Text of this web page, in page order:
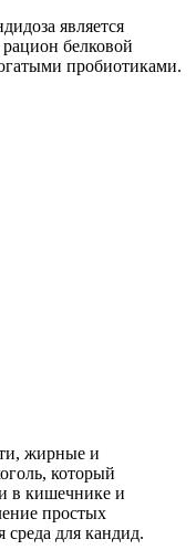
является
белковой
пробиотиками.
жирные и
который
в кишечнике и
простых
среда для кандид.